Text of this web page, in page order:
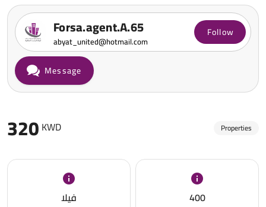
320 KWD Properties
فيلا 400
Forsa.agent.A.65
abyat_united@hotmail.com
Follow
Message